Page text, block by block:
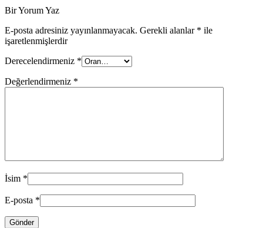
Bir Yorum Yaz
E-posta adresiniz yayınlanmayacak. Gerekli alanlar * ile
işaretlenmişlerdir
Derecelendirmeniz *
Değerlendirmeniz *
İsim *
E-posta *